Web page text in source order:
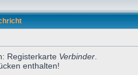
Registerkarte Verbinder.
enthalten!